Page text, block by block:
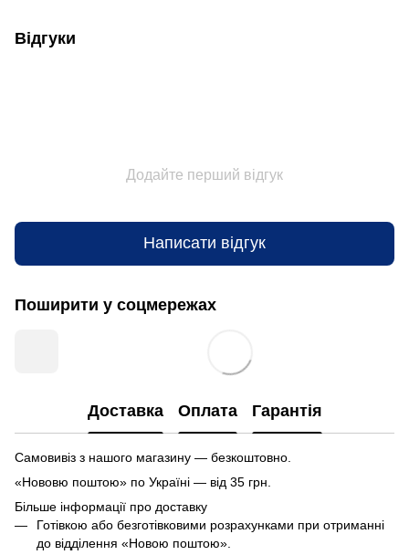
Відгуки
Додайте перший відгук
Написати відгук
Поширити у соцмережах
Доставка Оплата Гарантія
Самовивіз з нашого магазину — безкоштовно.
«Нововю поштою» по Україні — від 35 грн.
Більше інформації про доставку
Готівкою або безготівковими розрахунками при отриманні
до відділення «Новою поштою».